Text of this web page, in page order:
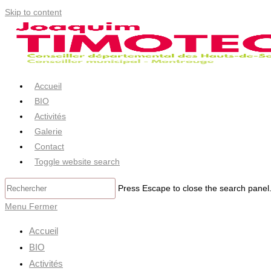
Skip to content
Accueil
BIO
Activités
Galerie
Contact
Toggle website search
Press Escape to close the search panel.
Menu Fermer
Accueil
BIO
Activités